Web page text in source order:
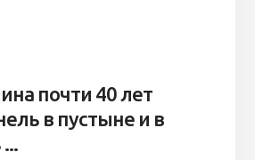
почти 40 лет
в пустыне и в